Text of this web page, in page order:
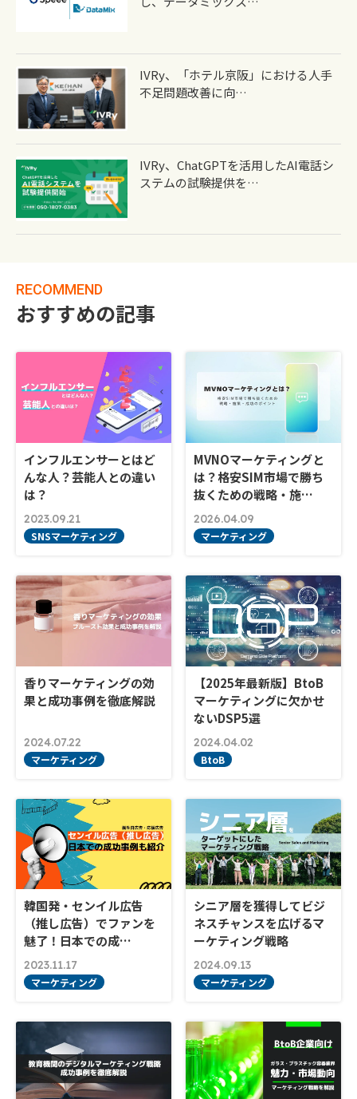
IVRy、「ホテル京阪」における人手
不足問題改善に向…
IVRy、ChatGPTを活用したAI電話シ
ステムの試験提供を…
RECOMMEND
おすすめの記事
インフルエンサーとはど
んな人？芸能人との違い
は？
2023.09.21
SNSマーケティング
MVNOマーケティングと
は？格安SIM市場で勝ち
抜くための戦略・施…
2026.04.09
マーケティング
香りマーケティングの効
果と成功事例を徹底解説
2024.07.22
マーケティング
【2025年最新版】BtoB
マーケティングに欠かせ
ないDSP5選
2024.04.02
BtoB
韓国発・センイル広告
（推し広告）でファンを
魅了！日本での成…
2023.11.17
マーケティング
シニア層を獲得してビジ
ネスチャンスを広げるマ
ーケティング戦略
2024.09.13
マーケティング